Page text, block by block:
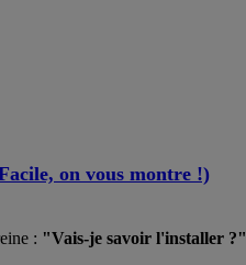
on vous montre !)
: "Vais-je savoir l'installer ?"